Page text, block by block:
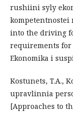
rushiini syly
into the driving
requirements for
Ekonomika i
Kostunets, T.A.,
upravlinnia
[Approaches to